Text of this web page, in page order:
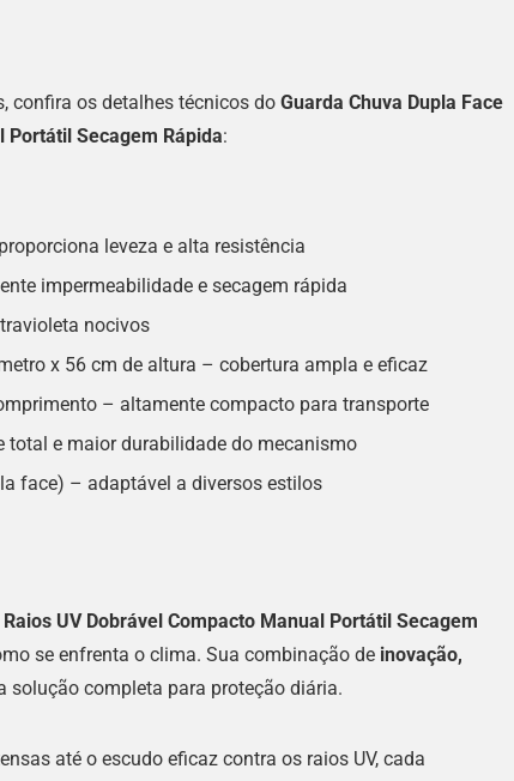
confira os detalhes técnicos do Guarda Chuva Dupla Face
Portátil Secagem Rápida:
leveza e alta resistência
impermeabilidade e secagem rápida
nocivos
x 56 cm de altura – cobertura ampla e eficaz
– altamente compacto para transporte
total e maior durabilidade do mecanismo
face) – adaptável a diversos estilos
UV Dobrável Compacto Manual Portátil Secagem
se enfrenta o clima. Sua combinação de inovação,
solução completa para proteção diária.
até o escudo eficaz contra os raios UV, cada